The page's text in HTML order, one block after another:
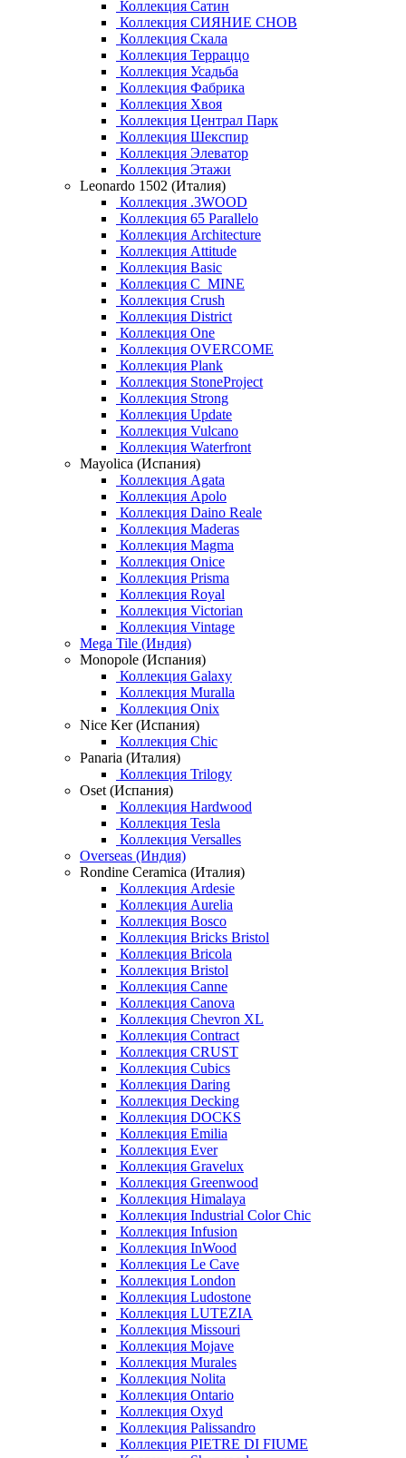
Коллекция Сатин
Коллекция СИЯНИЕ СНОВ
Коллекция Скала
Коллекция Терраццо
Коллекция Усадьба
Коллекция Фабрика
Коллекция Хвоя
Коллекция Централ Парк
Коллекция Шекспир
Коллекция Элеватор
Коллекция Этажи
Leonardo 1502 (Италия)
Коллекция .3WOOD
Коллекция 65 Parallelo
Коллекция Architecture
Коллекция Attitude
Коллекция Basic
Коллекция C_MINE
Коллекция Crush
Коллекция District
Коллекция One
Коллекция OVERCOME
Коллекция Plank
Коллекция StoneProject
Коллекция Strong
Коллекция Update
Коллекция Vulcano
Коллекция Waterfront
Mayolica (Испания)
Коллекция Agata
Коллекция Apolo
Коллекция Daino Reale
Коллекция Maderas
Коллекция Magma
Коллекция Onice
Коллекция Prisma
Коллекция Royal
Коллекция Victorian
Коллекция Vintage
Mega Tile (Индия)
Monopole (Испания)
Коллекция Galaxy
Коллекция Muralla
Коллекция Onix
Nice Ker (Испания)
Коллекция Chic
Panaria (Италия)
Коллекция Trilogy
Oset (Испания)
Коллекция Hardwood
Коллекция Tesla
Коллекция Versalles
Overseas (Индия)
Rondine Ceramica (Италия)
Коллекция Ardesie
Коллекция Aurelia
Коллекция Bosco
Коллекция Bricks Bristol
Коллекция Bricola
Коллекция Bristol
Коллекция Canne
Коллекция Canova
Коллекция Chevron XL
Коллекция Contract
Коллекция CRUST
Коллекция Cubics
Коллекция Daring
Коллекция Decking
Коллекция DOCKS
Коллекция Emilia
Коллекция Ever
Коллекция Gravelux
Коллекция Greenwood
Коллекция Himalaya
Коллекция Industrial Color Chic
Коллекция Infusion
Коллекция InWood
Коллекция Le Cave
Коллекция London
Коллекция Ludostone
Коллекция LUTEZIA
Коллекция Missouri
Коллекция Mojave
Коллекция Murales
Коллекция Nolita
Коллекция Ontario
Коллекция Oxyd
Коллекция Palissandro
Коллекция PIETRE DI FIUME